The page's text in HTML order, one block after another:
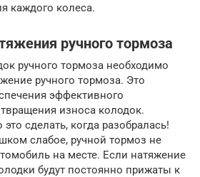
каждого колеса.
ручного тормоза
ручного тормоза необходимо
ручного тормоза. Это
эффективного
износа колодок.
сделать, когда разобралась!
слабое, ручной тормоз не
на месте. Если натяжение
будут постоянно прижаты к